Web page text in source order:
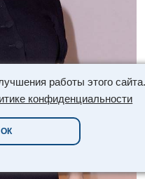
работы этого сайта.
конфиденциальности
ОК